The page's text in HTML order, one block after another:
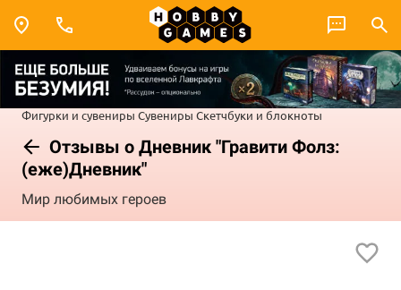
Фигурки и сувениры Сувениры Скетчбуки и блокноты
Отзывы о Дневник "Гравити Фолз:
(еже)Дневник"
Мир любимых героев